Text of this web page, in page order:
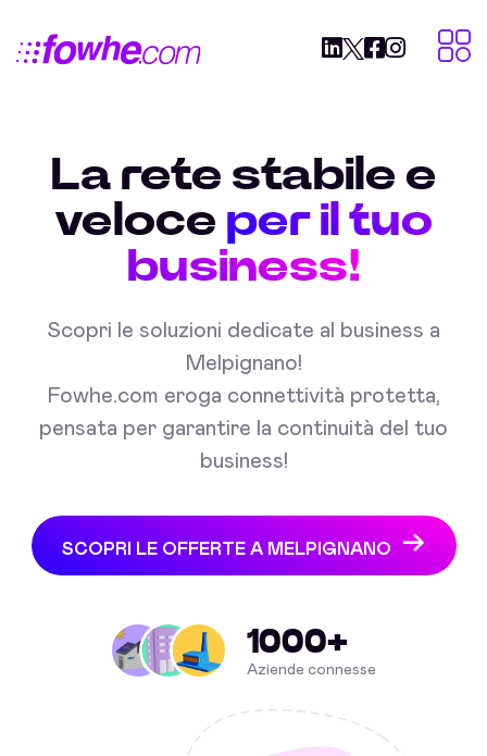
La rete stabile e
veloce per il tuo
business!
Scopri le soluzioni dedicate al business a
Melpignano!
Fowhe.com eroga connettività protetta,
pensata per garantire la continuità del tuo
business!
SCOPRI LE OFFERTE A MELPIGNANO
1000+
Aziende connesse